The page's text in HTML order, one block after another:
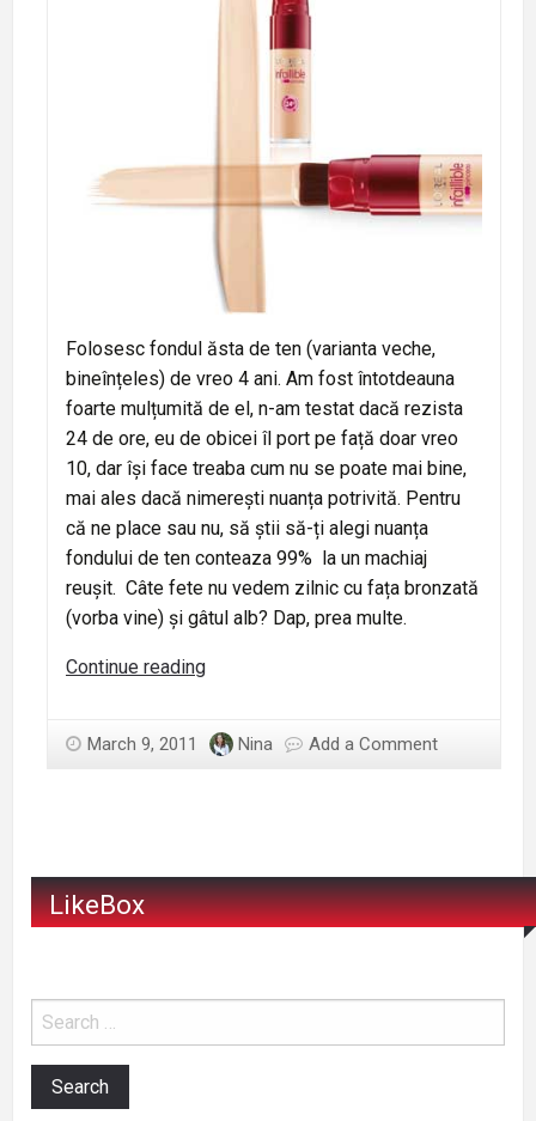
Folosesc fondul ăsta de ten (varianta veche,
bineînțeles) de vreo 4 ani. Am fost întotdeauna
foarte mulțumită de el, n-am testat dacă rezista
24 de ore, eu de obicei îl port pe față doar vreo
10, dar își face treaba cum nu se poate mai bine,
mai ales dacă nimerești nuanța potrivită. Pentru
că ne place sau nu, să știi să-ți alegi nuanța
fondului de ten conteaza 99% la un machiaj
reușit. Câte fete nu vedem zilnic cu fața bronzată
(vorba vine) și gâtul alb? Dap, prea multe.
Continue readingFondul
cu
March 9, 2011 Nina Add a Comment
LikeBox